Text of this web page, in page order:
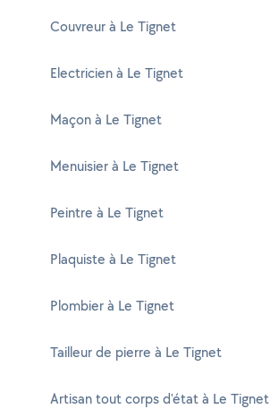
Couvreur à Le Tignet
Electricien à Le Tignet
Maçon à Le Tignet
Menuisier à Le Tignet
Peintre à Le Tignet
Plaquiste à Le Tignet
Plombier à Le Tignet
Tailleur de pierre à Le Tignet
Artisan tout corps d'état à Le Tignet